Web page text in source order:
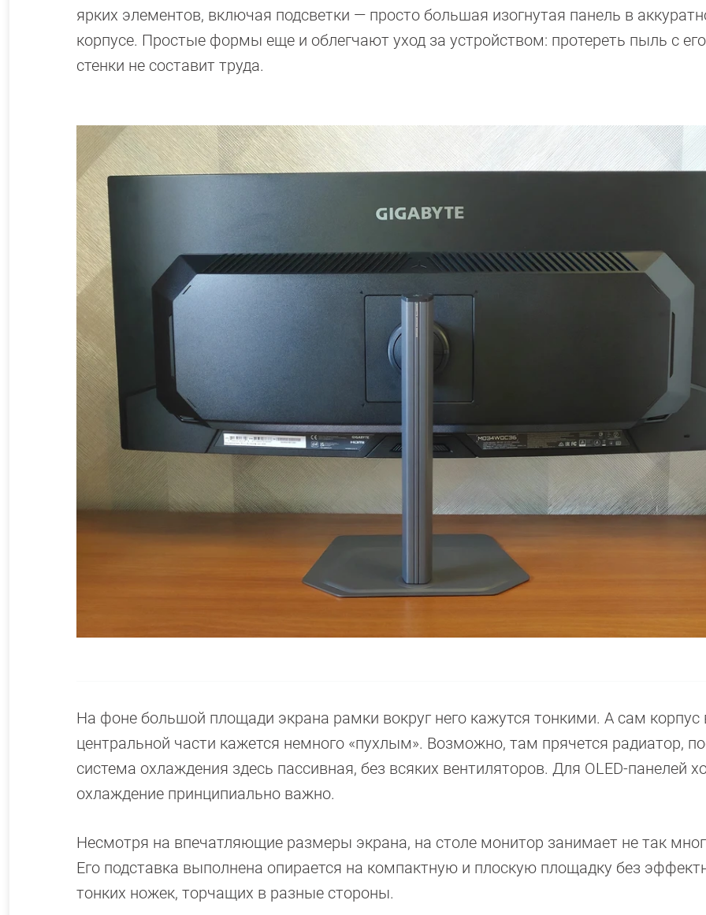
ярких элементов, включая подсветки — просто большая изогнутая панель в
корпусе. Простые формы еще и облегчают уход за устройством: протереть пыль с
стенки не составит труда.
На фоне большой площади экрана рамки вокруг него кажутся тонкими. А сам корпус
центральной части кажется немного «пухлым». Возможно, там прячется радиатор,
система охлаждения здесь пассивная, без всяких вентиляторов. Для OLED-панелей
охлаждение принципиально важно.
Несмотря на впечатляющие размеры экрана, на столе монитор занимает не так
Его подставка выполнена опирается на компактную и плоскую площадку без
тонких ножек, торчащих в разные стороны.